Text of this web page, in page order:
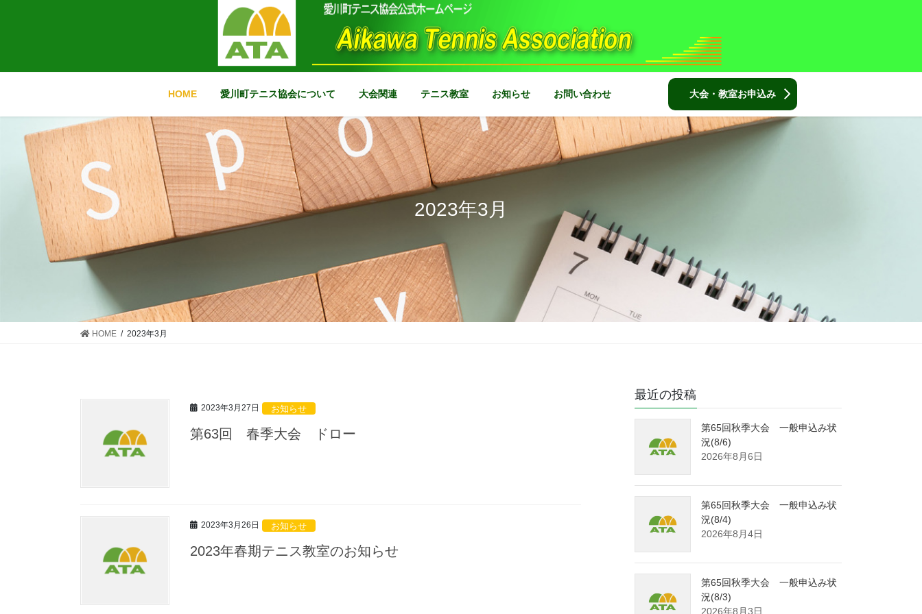
ツ
シ
HOME 愛川町テニス協会について 大会関連 テニス教室 お知らせ お問い合わせ 大会・教室お申込み
2023年3月
HOME 2023年3月
2023年3月27日 お知らせ
第63回 春季大会 ドロー
2023年3月26日 お知らせ
2023年春期テニス教室のお知らせ
最近の投稿
第65回秋季大会 一般申込み状
況(8/6)
2026年8月6日
第65回秋季大会 一般申込み状
況(8/4)
2026年8月4日
第65回秋季大会 一般申込み状
況(8/3)
2026年8月3日